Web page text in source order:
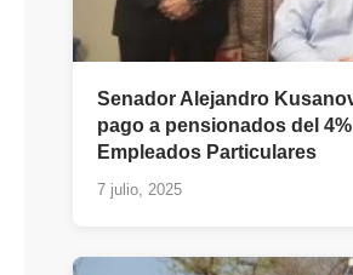
Senador Alejandro
pago a pensionados del
Empleados Particulares
7 julio, 2025